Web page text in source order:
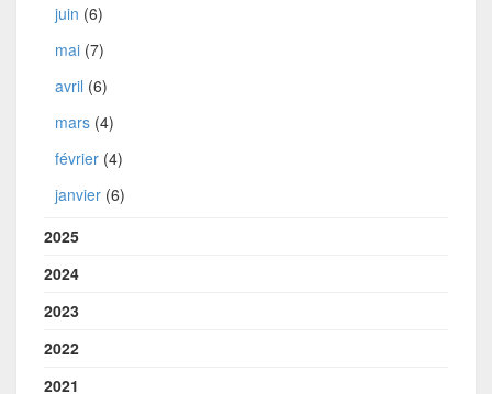
juin (6)
mai (7)
avril (6)
mars (4)
février (4)
janvier (6)
2025
2024
2023
2022
2021